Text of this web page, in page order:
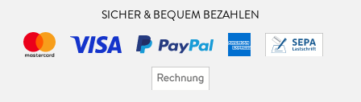
SICHER & BEQUEM BEZAHLEN